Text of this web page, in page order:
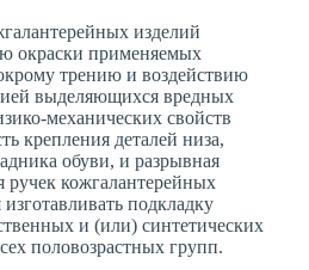
изделий
окраски применяемых
трению и воздействию
выделяющихся вредных
механических свойств
крепления деталей низа,
обуви, и разрывная
ручек кожгалантерейных
подкладку
и (или) синтетических
половозрастных групп.